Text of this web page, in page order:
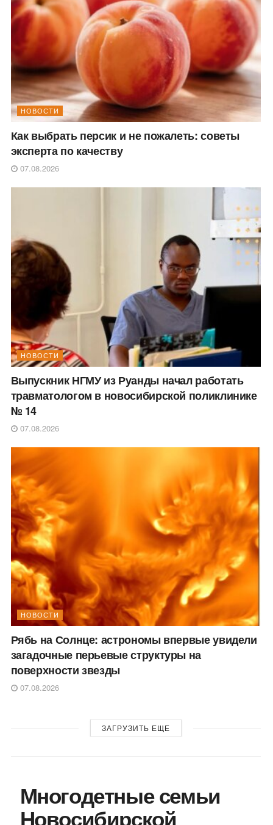
НОВОСТИ
Как выбрать персик и не пожалеть: советы
эксперта по качеству
07.08.2026
НОВОСТИ
Выпускник НГМУ из Руанды начал работать
травматологом в новосибирской поликлинике
№ 14
07.08.2026
НОВОСТИ
Рябь на Солнце: астрономы впервые увидели
загадочные перьевые структуры на
поверхности звезды
07.08.2026
ЗАГРУЗИТЬ ЕЩЕ
Многодетные семьи
Новосибирской